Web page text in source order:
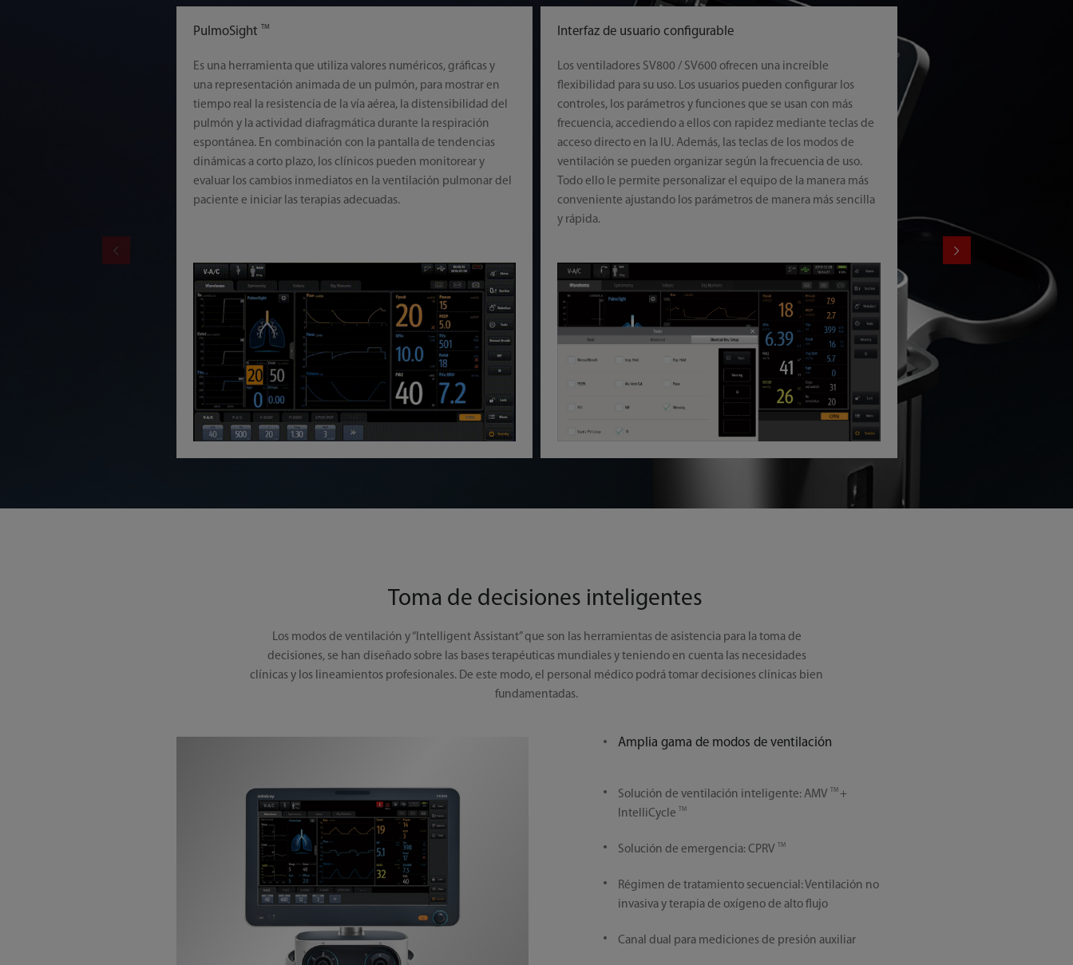
PulmoSight TM
Es una herramienta que utiliza valores numéricos, gráficas y
una representación animada de un pulmón, para mostrar en
tiempo real la resistencia de la vía aérea, la distensibilidad del
pulmón y la actividad diafragmática durante la respiración
espontánea. En combinación con la pantalla de tendencias
dinámicas a corto plazo, los clínicos pueden monitorear y
evaluar los cambios inmediatos en la ventilación pulmonar del
paciente e iniciar las terapias adecuadas.
Interfaz de usuario configurable
Los ventiladores SV800 / SV600 ofrecen una increíble
flexibilidad para su uso. Los usuarios pueden configurar los
controles, los parámetros y funciones que se usan con más
frecuencia, accediendo a ellos con rapidez mediante teclas de
acceso directo en la IU. Además, las teclas de los modos de
ventilación se pueden organizar según la frecuencia de uso.
Todo ello le permite personalizar el equipo de la manera más
conveniente ajustando los parámetros de manera más sencilla
y rápida.
La nueva e intuitiva pantalla
Toma de decisiones inteligentes
Los modos de ventilación y “Intelligent Assistant” que son las herramientas de asistencia para la toma de
decisiones, se han diseñado sobre las bases terapéuticas mundiales y teniendo en cuenta las necesidades
clínicas y los lineamientos profesionales. De este modo, el personal médico podrá tomar decisiones clínicas bien
fundamentadas.
Amplia gama de modos de ventilación
Solución de ventilación inteligente: AMV TM +
IntelliCycle TM
Solución de emergencia: CPRV TM
Régimen de tratamiento secuencial: Ventilación no
invasiva y terapia de oxígeno de alto flujo
Canal dual para mediciones de presión auxiliar